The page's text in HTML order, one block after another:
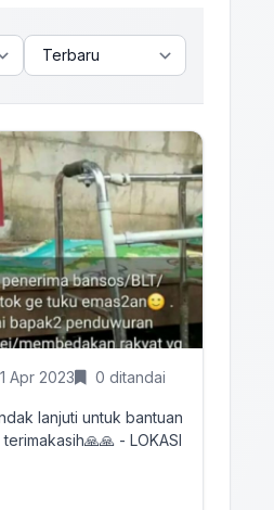
Apr 2023 0 ditandai
lanjuti untuk bantuan
- LOKASI